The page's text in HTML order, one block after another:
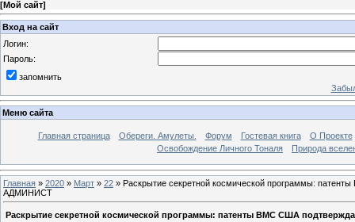
[Мой сайт]
Вход на сайт
Логин:
Пароль:
запомнить
Меню сайта
Главная страница Обереги. Амулеты. Форум Гостевая книга
О Проекте
Освобождение Личного Тоналя
Природа
Главная » 2020 » Март » 22 » Раскрытие секретной космической программы:
АДМИНИСТ
Раскрытие секретной космической программы: патенты ВМС США